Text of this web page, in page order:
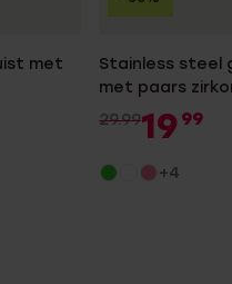
met
Stainless steel
met paars
29.9919 99
+4